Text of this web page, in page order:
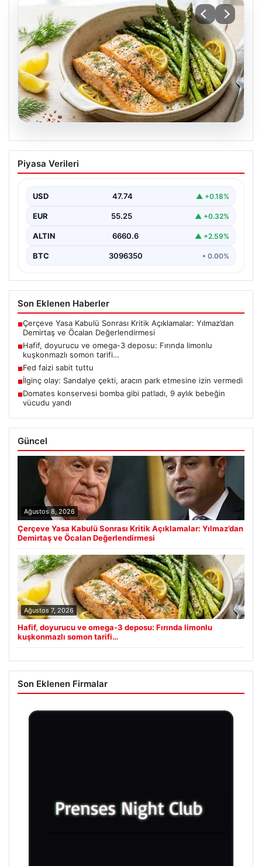
06.08.2026
Fed faizi sabit tuttu
Piyasa Verileri
USD 47.74 ▲ +0.18%
EUR 55.25 ▲ +0.32%
ALTIN 6660.6 ▲ +2.59%
BTC 3096350 • 0.00%
Son Eklenen Haberler
■Çerçeve Yasa Kabulü Sonrası Kritik Açıklamalar: Yılmaz’dan
Demirtaş ve Öcalan Değerlendirmesi
■Hafif, doyurucu ve omega-3 deposu: Fırında limonlu
kuşkonmazlı somon tarifi…
■Fed faizi sabit tuttu
■İlginç olay: Sandalye çekti, aracın park etmesine izin vermedi
■Domates konservesi bomba gibi patladı, 9 aylık bebeğin
vücudu yandı
Güncel
Ağustos 8, 2026
Çerçeve Yasa Kabulü Sonrası Kritik Açıklamalar: Yılmaz’dan
Demirtaş ve Öcalan Değerlendirmesi
Ağustos 7, 2026
Hafif, doyurucu ve omega-3 deposu: Fırında limonlu
kuşkonmazlı somon tarifi…
Son Eklenen Firmalar